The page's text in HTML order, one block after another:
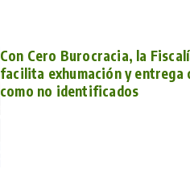
Con Cero Burocracia, la
facilita exhumación y entrega
como no identificados